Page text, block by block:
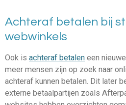
Achteraf betalen bij
webwinkels
Ook is achteraf betalen een
meer mensen zijn op zoek naar
achteraf kunnen betalen. Dit later
externe betaalpartijen zoals